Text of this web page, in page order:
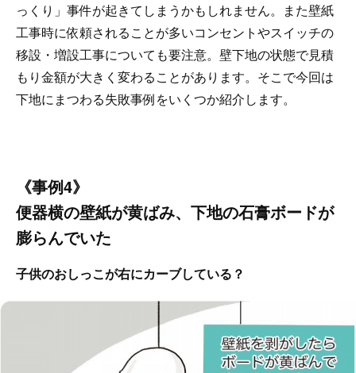
っくり」事件が起きてしまうかもしれません。また壁紙
工事時に依頼されることが多いコンセントやスイッチの
移設・増設工事についても要注意。壁下地の状態で見積
もり金額が大きく変わることがあります。そこで今回は
下地にまつわる失敗事例をいくつか紹介します。
《事例4》
便器横の壁紙が黄ばみ、下地の石膏ボードが
膨らんでいた
子供のおしっこが右にカーブしている？